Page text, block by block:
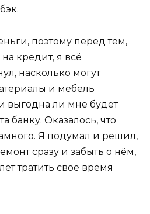
поэтому перед тем,
кредит, я всё
насколько могут
и мебель
выгодна ли мне будет
банку. Оказалось, что
Я подумал и решил,
сразу и забыть о нём,
тратить своё время